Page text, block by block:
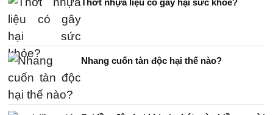
Thớt nhựa liệu có gây hại sức khỏe?
Nhang cuốn tàn độc hại thế nào?